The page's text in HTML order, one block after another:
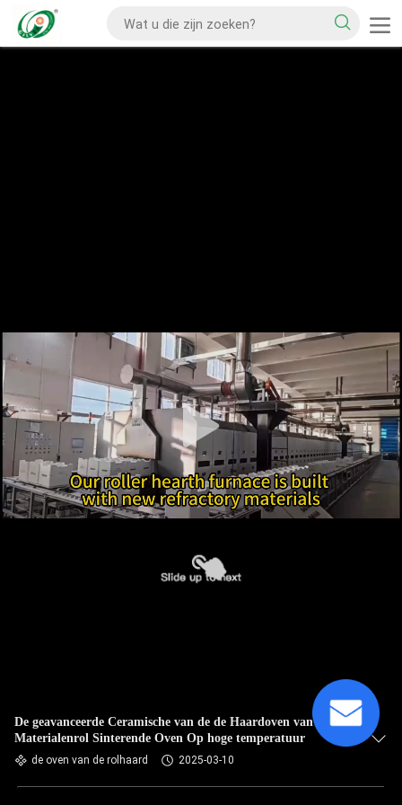
De geavanceerde Ceramische van de de Haardoven van de
Materialenrol Sinterende Oven Op hoge temperatuur
de oven van de rolhaard 2025-03-10